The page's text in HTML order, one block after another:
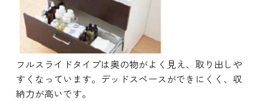
フルスライドタイプは奥の物がよく見え、取り出しや
すくなっています。デッドスペースができにくく、収
納力が高いです。